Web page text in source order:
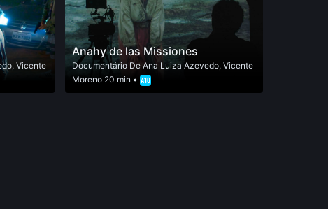
, Vicente
Anahy de las Missiones
Documentário DeAna Luiza Azevedo,Vicente
Moreno 20 min •